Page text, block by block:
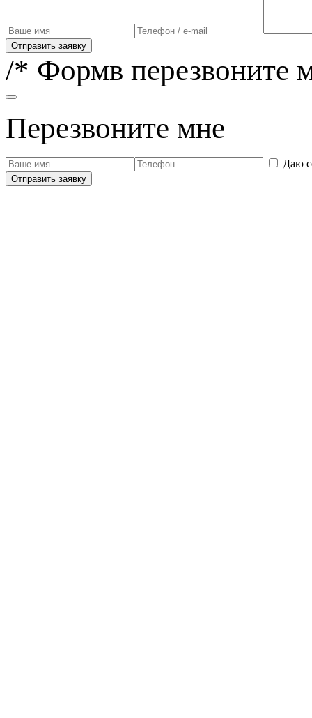
Отправить заявку
/* Формв перезвоните
Перезвоните мне
Даю
Отправить заявку